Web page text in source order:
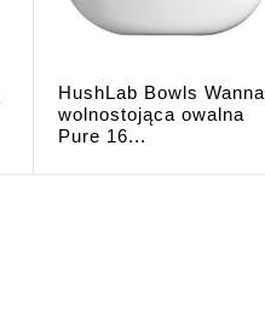
HushLab Bowls Wanna
wolnostojąca owalna
Pure 16...